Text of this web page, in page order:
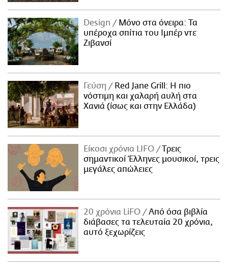
Design
Μόνο στα όνειρα: Τα
υπέροχα σπίτια του Ιμπέρ ντε
Ζιβανσί
Γεύση
Red Jane Grill: Η πιο
νόστιμη και χαλαρή αυλή στα
Χανιά (ίσως και στην Ελλάδα)
Είκοσι χρόνια LIFO
Tρεις
σημαντικοί Έλληνες μουσικοί, τρεις
μεγάλες απώλειες
20 χρόνια LiFO
Από όσα βιβλία
διάβασες τα τελευταία 20 χρόνια,
αυτό ξεχωρίζεις